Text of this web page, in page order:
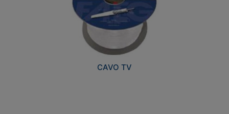
CAVO TV